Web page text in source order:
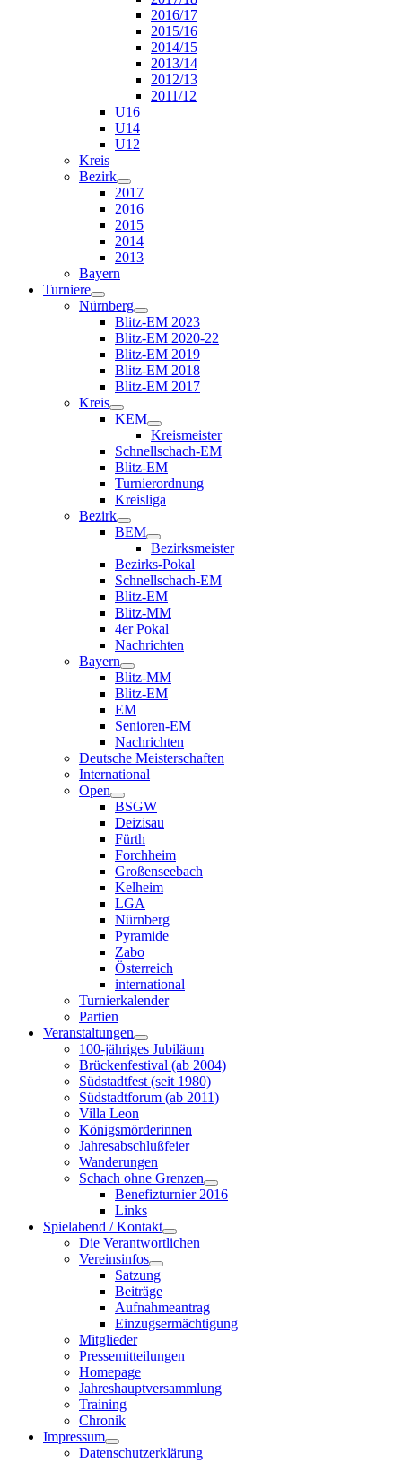
2016/17
2015/16
2014/15
2013/14
2012/13
2011/12
U16
U14
U12
Kreis
Bezirk
2017
2016
2015
2014
2013
Bayern
Turniere
Nürnberg
Blitz-EM 2023
Blitz-EM 2020-22
Blitz-EM 2019
Blitz-EM 2018
Blitz-EM 2017
Kreis
KEM
Kreismeister
Schnellschach-EM
Blitz-EM
Turnierordnung
Kreisliga
Bezirk
BEM
Bezirksmeister
Bezirks-Pokal
Schnellschach-EM
Blitz-EM
Blitz-MM
4er Pokal
Nachrichten
Bayern
Blitz-MM
Blitz-EM
EM
Senioren-EM
Nachrichten
Deutsche Meisterschaften
International
Open
BSGW
Deizisau
Fürth
Forchheim
Großenseebach
Kelheim
LGA
Nürnberg
Pyramide
Zabo
Österreich
international
Turnierkalender
Partien
Veranstaltungen
100-jähriges Jubiläum
Brückenfestival (ab 2004)
Südstadtfest (seit 1980)
Südstadtforum (ab 2011)
Villa Leon
Königsmörderinnen
Jahresabschlußfeier
Wanderungen
Schach ohne Grenzen
Benefizturnier 2016
Links
Spielabend / Kontakt
Die Verantwortlichen
Vereinsinfos
Satzung
Beiträge
Aufnahmeantrag
Einzugsermächtigung
Mitglieder
Pressemitteilungen
Homepage
Jahreshauptversammlung
Training
Chronik
Impressum
Datenschutzerklärung